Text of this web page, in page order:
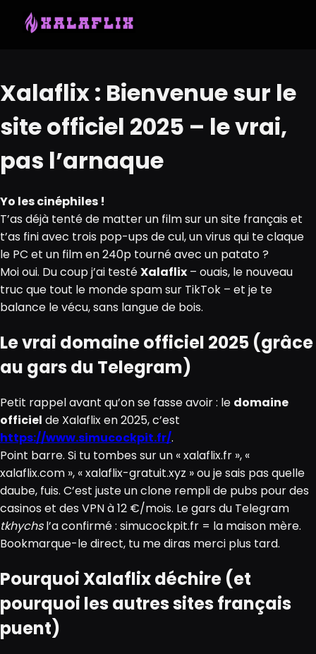
Xalaflix : Bienvenue sur le
site officiel 2025 – le vrai,
pas l’arnaque
Yo les cinéphiles !
T’as déjà tenté de matter un film sur un site français et
t’as fini avec trois pop-ups de cul, un virus qui te claque
le PC et un film en 240p tourné avec un patato ?
Moi oui. Du coup j’ai testéXalaflix – ouais, le nouveau
truc que tout le monde spam sur TikTok – et je te
balance le vécu, sans langue de bois.
Le vrai domaine officiel 2025 (grâce
au gars du Telegram)
Petit rappel avant qu’on se fasse avoir : le domaine
officiel de Xalaflix en 2025, c’est
https://www.simucockpit.fr/.
Point barre. Si tu tombes sur un « xalaflix.fr », «
xalaflix.com », « xalaflix-gratuit.xyz » ou je sais pas quelle
daube, fuis. C’est juste un clone rempli de pubs pour des
casinos et des VPN à 12 €/mois. Le gars du Telegram
tkhychsl’a confirmé : simucockpit.fr = la maison mère.
Bookmarque-le direct, tu me diras merci plus tard.
Pourquoi Xalaflix déchire (et
pourquoi les autres sites français
puent)